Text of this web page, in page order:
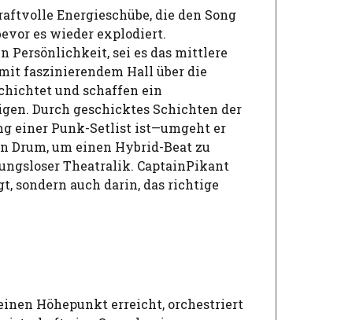
Energieschübe, die den Song
es wieder explodiert.
Persönlichkeit, sei es das mittlere
faszinierendem Hall über die
und schaffen ein
Durch geschicktes Schichten der
einer Punk-Setlist ist—umgeht er
Drum, um einen Hybrid-Beat zu
Theatralik. CaptainPikant
sondern auch darin, das richtige
Höhepunkt erreicht, orchestriert